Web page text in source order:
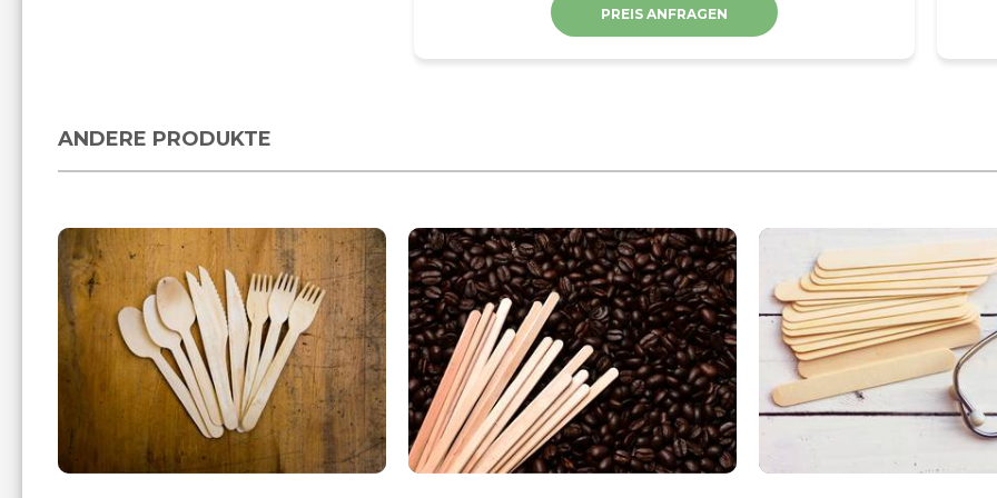
PREIS ANFRAGEN
ANDERE PRODUKTE